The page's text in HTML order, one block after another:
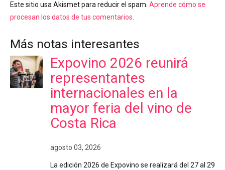
Este sitio usa Akismet para reducir el spam. Aprende cómo se
procesan los datos de tus comentarios.
Más notas interesantes
Expovino 2026 reunirá
representantes
internacionales en la
mayor feria del vino de
Costa Rica
agosto 03, 2026
La edición 2026 de Expovino se realizará del 27 al 29